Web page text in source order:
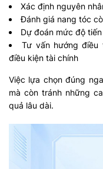
Xác định nguyên
Đánh giá nang tóc
Dự đoán mức độ
Tư vấn hướng
điều kiện tài chính
Việc lựa chọn đúng
mà còn tránh những
quả lâu dài.